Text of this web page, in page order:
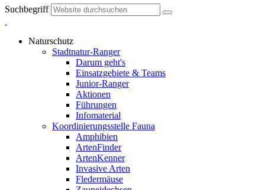
Suchbegriff
Naturschutz
Stadtnatur-Ranger
Darum geht's
Einsatzgebiete & Teams
Junior-Ranger
Aktionen
Führungen
Infomaterial
Koordinierungsstelle Fauna
Amphibien
ArtenFinder
ArtenKenner
Invasive Arten
Fledermäuse